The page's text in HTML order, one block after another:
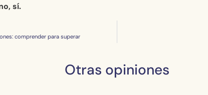
sí.
comprender para superar
Otras opiniones